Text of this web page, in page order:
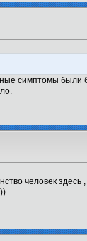
симптомы
человек